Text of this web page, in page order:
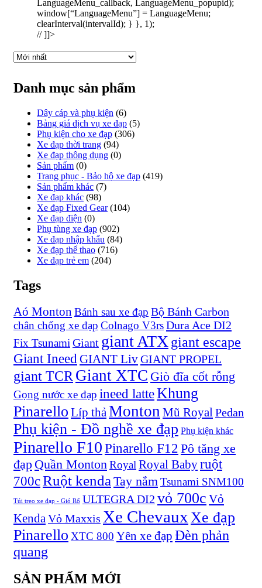
LanguageMenu_callback, LanguageMenu_popupid);
window[“LanguageMenu”] = LanguageMenu;
clearInterval(intervalId); } }, 1);
// ]]>
Danh mục sản phẩm
Dây cáp và phụ kiện (6)
Bảng giá dịch vụ xe đạp (5)
Phụ kiện cho xe đạp (306)
Xe đạp thời trang (94)
Xe đạp thông dụng (0)
Sản phẩm (0)
Trang phục - Bảo hộ xe đạp (419)
Sản phẩm khác (7)
Xe đạp khác (98)
Xe đạp Fixed Gear (104)
Xe đạp điện (0)
Phụ tùng xe đạp (902)
Xe đạp nhập khẩu (84)
Xe đạp thể thao (716)
Xe đạp trẻ em (204)
Tags
Aó Monton Bánh sau xe đạp Bộ Bánh Carbon
chân chống xe đạp Colnago V3rsDura Ace DI2
Fix Tsunami Giant giant ATX giant escape
Giant Ineed GIANT LivGIANT PROPEL
giant TCR Giant XTC Giò đĩa cốt rỗng
Gọng nước xe đạp ineed latteKhung
Pinarello Líp thả Monton Mũ Royal Pedan
Phụ kiện - Đồ nghề xe đạp Phụ kiện khác
Pinarello F10Pinarello F12 Pô tăng xe
đạp Quần Monton Royal Royal Babyruột
700cRuột kenda Tay nắm Tsunami SNM100
Túi treo xe đạp - Giỏ Rổ ULTEGRA DI2 vỏ 700c Vỏ
Kenda Vỏ Maxxis Xe Chevaux Xe đạp
Pinarello XTC 800 Yên xe đạp Đèn phản
quang
SẢN PHẨM MỚI